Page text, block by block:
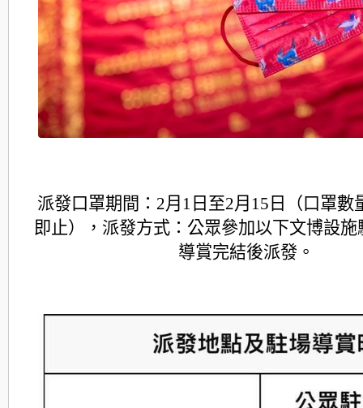
派發口罩期間：2月1日至2月15日（口罩數
即止），派發方式：公眾參加以下文博設施
導賞完結後派發。